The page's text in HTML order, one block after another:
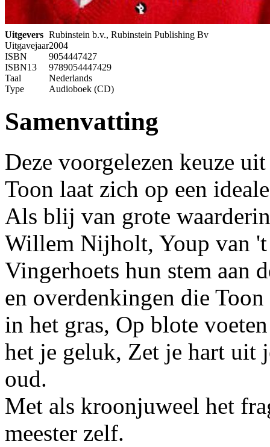
Uitgevers Rubinstein b.v., Rubinstein Publishing Bv
Uitgavejaar2004
ISBN
9054447427
ISBN13
9789054447429
Taal
Nederlands
Type
Audioboek (CD)
Samenvatting
Deze voorgelezen keuze
Toon laat zich op een
Als blij van grote
Willem Nijholt, Youp van
Vingerhoets hun stem aan
en overdenkingen die
in het gras, Op blote
het je geluk, Zet je hart uit
oud.
Met als kroonjuweel het
meester zelf.